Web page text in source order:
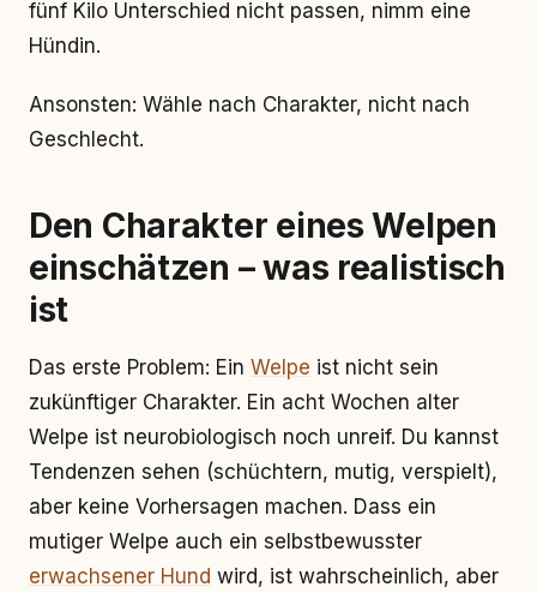
fünf Kilo Unterschied nicht passen, nimm eine
Hündin.
Ansonsten: Wähle nach Charakter, nicht nach
Geschlecht.
Den Charakter eines Welpen
einschätzen – was realistisch
ist
Das erste Problem: Ein Welpe ist nicht sein
zukünftiger Charakter. Ein acht Wochen alter
Welpe ist neurobiologisch noch unreif. Du kannst
Tendenzen sehen (schüchtern, mutig, verspielt),
aber keine Vorhersagen machen. Dass ein
mutiger Welpe auch ein selbstbewusster
erwachsener Hund wird, ist wahrscheinlich, aber